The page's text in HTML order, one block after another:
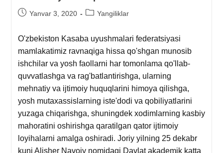
Yanvar 3, 2020 Yangiliklar
O'zbekiston Kasaba uyushmalari federatsiyasi
mamlakatimiz ravnaqiga hissa qo'shgan munosib
ishchilar va yosh faollarni har tomonlama qo'llab-
quvvatlashga va rag'batlantirishga, ularning
mehnatiy va ijtimoiy huquqlarini himoya qilishga,
yosh mutaxassislarning iste'dodi va qobiliyatlarini
yuzaga chiqarishga, shuningdek xodimlarning kasbiy
mahoratini oshirishga qaratilgan qator ijtimoiy
loyihalarni amalga oshiradi. Joriy yilning 25 dekabr
kuni Alisher Navoiy nomidagi Davlat akademik katta